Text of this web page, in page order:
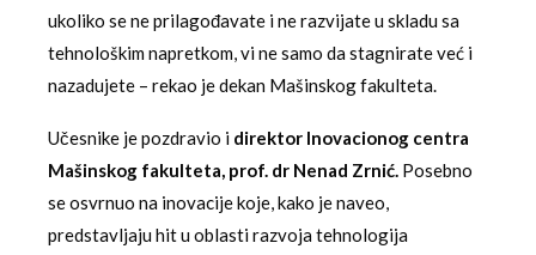
ukoliko se ne prilagođavate i ne razvijate u skladu sa
tehnološkim napretkom, vi ne samo da stagnirate već i
nazadujete – rekao je dekan Mašinskog fakulteta.
Učesnike je pozdravio i direktor Inovacionog centra
Mašinskog fakulteta, prof. dr Nenad Zrnić. Posebno
se osvrnuo na inovacije koje, kako je naveo,
predstavljaju hit u oblasti razvoja tehnologija